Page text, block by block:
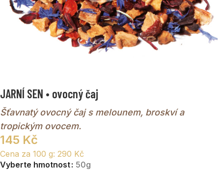
JARNÍ SEN • ovocný čaj
Šťavnatý ovocný čaj s melounem, broskví a
tropickým ovocem.
145 Kč
Cena za 100 g: 290 Kč
Vyberte hmotnost 50g